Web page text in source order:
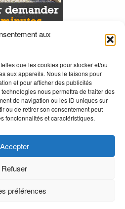
aux
que les cookies pour stocker et/ou
aux appareils. Nous le faisons pour
et pour afficher des publicités
nous permettra de traiter des
de navigation ou les ID uniques sur
ou de retirer son consentement peut
fonctonnalités et caractéristiques.
Accepter
Refuser
préférences